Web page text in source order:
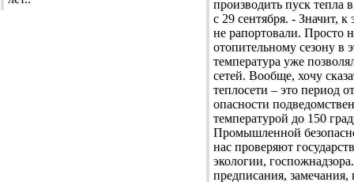
производить пуск тепла
с 29 сентября. - Значит,
не рапортовали. Просто
отопительному сезону в
температура уже
сетей. Вообще, хочу
теплосети – это период
опасности
температурой до 150
Промышленной
нас проверяют
экологии,
предписания,